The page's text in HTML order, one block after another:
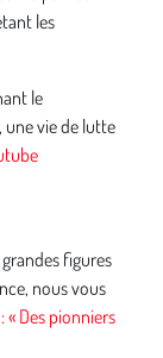
les
le
une vie de lutte
figures
nous vous
« Des pionniers